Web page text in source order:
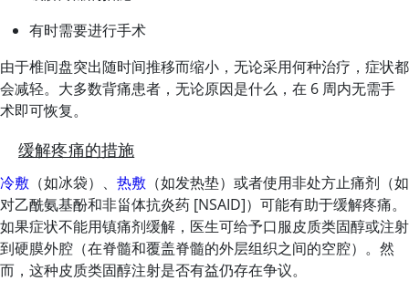
有时需要进行手术
由于椎间盘突出随时间推移而缩小，无论采用何种治疗，症状都
会减轻。大多数背痛患者，无论原因是什么，在 6 周内无需手
术即可恢复。
缓解疼痛的措施
冷敷 （如冰袋）、 热敷 （如发热垫）或者使用非处方止痛剂（如
对乙酰氨基酚和非甾体抗炎药 [NSAID]）可能有助于缓解疼痛。
如果症状不能用镇痛剂缓解，医生可给予口服皮质类固醇或注射
到硬膜外腔（在脊髓和覆盖脊髓的外层组织之间的空腔）。然
而，这种皮质类固醇注射是否有益仍存在争议。